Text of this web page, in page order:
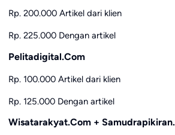
Rp. 200.000 Artikel dari klien
Rp. 225.000 Dengan artikel
Pelitadigital.Com
Rp. 100.000 Artikel dari klien
Rp. 125.000 Dengan artikel
Wisatarakyat.Com +